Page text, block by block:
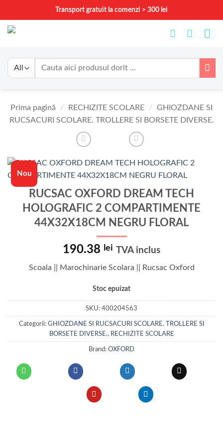
content
Transport gratuit la comenzi > 300 lei
Caută
Prima pagină / RECHIZITE SCOLARE /
GHIOZDANE SI
RUCSACURI SCOLARE. TROLLERE SI BORSETE DIVERSE.
Nou
RUCSAC OXFORD DREAM TECH
HOLOGRAFIC 2 COMPARTIMENTE
44X32X18CM NEGRU FLORAL
190.38 lei TVA inclus
Scoala || Marochinarie Scolara || Rucsac Oxford
Stoc epuizat
SKU: 400204563
Categorii: GHIOZDANE SI RUCSACURI SCOLARE. TROLLERE SI
BORSETE DIVERSE., RECHIZITE SCOLARE
Brand: OXFORD